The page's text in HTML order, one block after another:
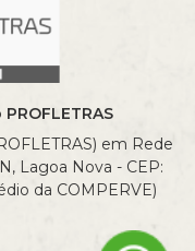
em Rede
Lagoa Nova - CEP:
da COMPERVE)